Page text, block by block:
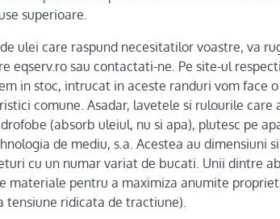
superioare.
ulei care raspund necesitatilor voastre, va
eqserv.ro sau contactati-ne. Pe site-ul
in stoc, intrucat in aceste randuri vom face
comune. Asadar, lavetele si rulourile
(absorb uleiul, nu si apa), plutesc pe
de mediu, s.a. Acestea au dimensiuni
cu un numar variat de bucati. Unii dintre
materiale pentru a maximiza anumite
tensiune ridicata de tractiune).